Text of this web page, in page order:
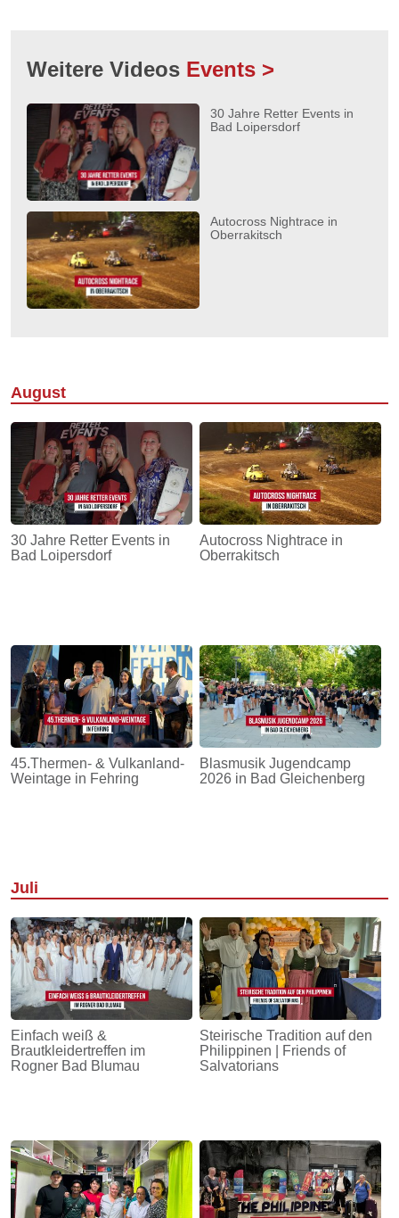
Weitere Videos Events >
30 Jahre Retter Events in
Bad Loipersdorf
Autocross Nightrace in
Oberrakitsch
August
30 Jahre Retter Events in
Bad Loipersdorf
Autocross Nightrace in
Oberrakitsch
45.Thermen- & Vulkanland-
Weintage in Fehring
Blasmusik Jugendcamp
2026 in Bad Gleichenberg
Juli
Einfach weiß &
Brautkleidertreffen im
Rogner Bad Blumau
Steirische Tradition auf den
Philippinen | Friends of
Salvatorians